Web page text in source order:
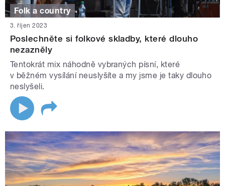
Folk a country
3. říjen 2023
Poslechněte si folkové skladby, které dlouho
nezazněly
Tentokrát mix náhodně vybraných písní, které
v běžném vysílání neuslyšíte a my jsme je taky dlouho
neslyšeli.